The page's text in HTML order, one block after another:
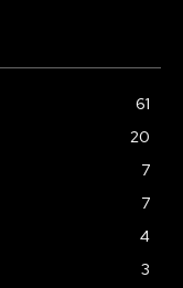
61
20
7
7
4
3